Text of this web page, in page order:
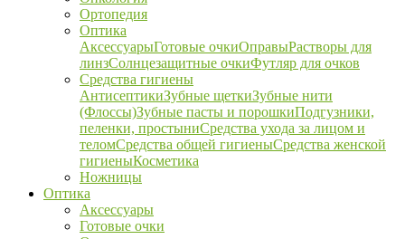
Ортопедия
Оптика
АксессуарыГотовые очкиОправыРастворы для
линзСолнцезащитные очкиФутляр для очков
Средства гигиены
АнтисептикиЗубные щеткиЗубные нити
(Флоссы)Зубные пасты и порошкиПодгузники,
пеленки, простыниСредства ухода за лицом и
теломСредства общей гигиеныСредства женской
гигиеныКосметика
Ножницы
Оптика
Аксессуары
Готовые очки